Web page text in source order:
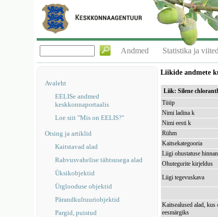
Andmed Statistika ja viited
Avaleht
EELISe andmed
keskkonnaportaalis
Loe siit "Mis on EELIS?"
Otsing ja artiklid
Kaitstavad alad
Rahvusvahelise tähtsusega alad
Üksikobjektid
Ürglooduse objektid
Pärandkultuuriobjektid
Pargid, puistud
Liikide andmete
Liik: Silene
Tüüp
Nimi ladina k
Nimi eesti k
Rühm
Kaitsekategooria
Liigi ohustatuse
Ohutegurite kirjeldus
Liigi tegevuskava
Kaitsealused alad, kus
eesmärgiks